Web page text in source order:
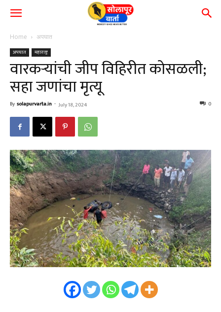
Home अपघात
अपघात महाराष्ट्र
वारकऱ्यांची जीप विहिरीत कोसळली;
सहा जणांचा मृत्यू
By solapurvarta.in - July 18, 2024 0